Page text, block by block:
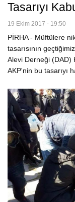
Tasarıyı
19 Ekim 2017 - 19:50
PİRHA - Müftülere
tasarısının
Alevi Derneği (DAD)
AKP'nin bu tasarıyı